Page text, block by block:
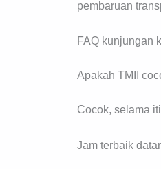
pembaruan
FAQ kunjungan
Apakah TMII
Cocok, selama
Jam terbaik